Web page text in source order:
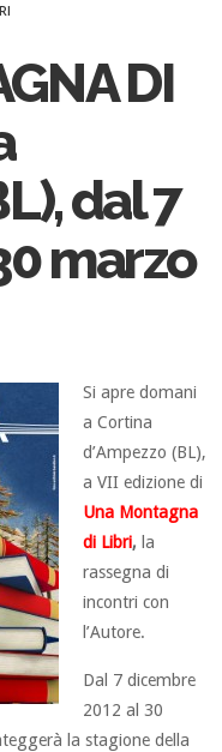
DI
dal 7
marzo
Si apre domani
a Cortina
d’Ampezzo (BL),
a VII edizione di
Una Montagna
di Libri, la
rassegna di
incontri con
l’Autore.
Dal 7 dicembre
2012 al 30
la stagione della